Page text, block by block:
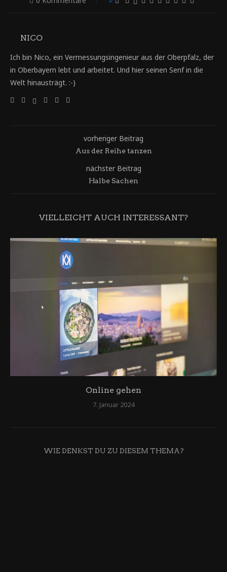
NICO
Ich bin Nico, ein Vermessungsingenieur aus der Oberpfalz, der
in Oberbayern lebt und arbeitet. Und hier seinen Senf in die
Welt hinausträgt. :-)
vorheriger Beitrag
Aus der Reihe tanzen
nächster Beitrag
Halbe Sachen
VIELLEICHT AUCH INTERESSANT?
Online gehen
7. Januar 2024
WIE DENKST DU ZU DIESEM THEMA?